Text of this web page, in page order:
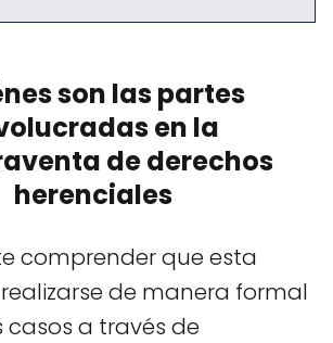
son las partes
en la
de derechos
herenciales
comprender que esta
de manera formal
a través de